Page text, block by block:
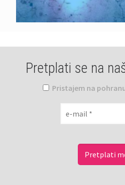
Pretplati se na
Pristajem na